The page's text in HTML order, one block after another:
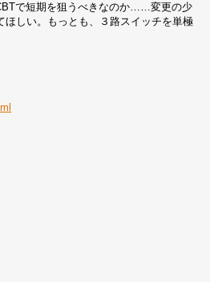
で短期を狙うべきなのか……変更の少
しい。もっとも、３路スイッチを単極